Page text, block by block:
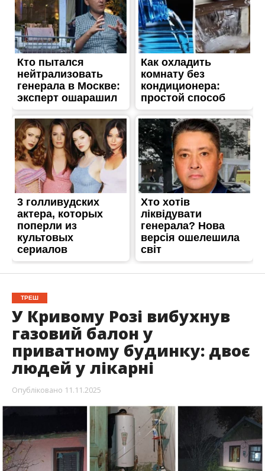
ТРЕШ
У Кривому Розі вибухнув
газовий балон у
приватному будинку: двоє
людей у лікарні
Опубліковано 11.11.2025